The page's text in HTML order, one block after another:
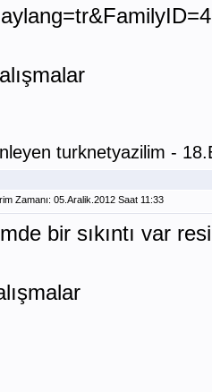
turknetyazilim -
Zamanı: 05.Aralik.2012 Saat 11:33
bir sıkıntı var